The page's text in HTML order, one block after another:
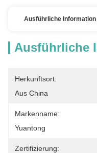
Ausführliche Information
Ausführliche
Herkunftsort:
Aus China
Markenname:
Yuantong
Zertifizierung: